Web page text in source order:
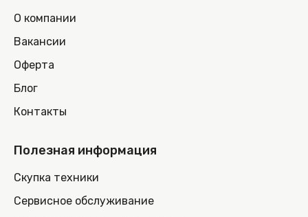
О компании
Вакансии
Оферта
Блог
Контакты
Полезная информация
Скупка техники
Сервисное обслуживание